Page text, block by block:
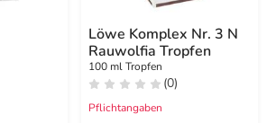
Löwe Komplex Nr. 3 N
Rauwolfia Tropfen
100 ml Tropfen
(0)
Pflichtangaben